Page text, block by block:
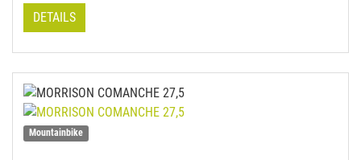
DETAILS
Mountainbike